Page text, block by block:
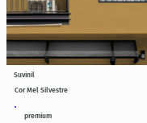
premium
Cor Mel Silvestre
Suvinil